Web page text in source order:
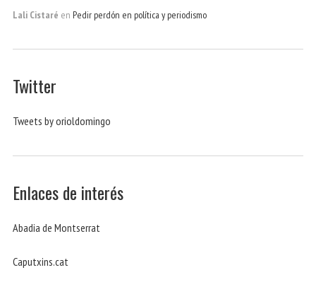
Lali Cistaré en Pedir perdón en política y periodismo
Twitter
Tweets by orioldomingo
Enlaces de interés
Abadia de Montserrat
Caputxins.cat